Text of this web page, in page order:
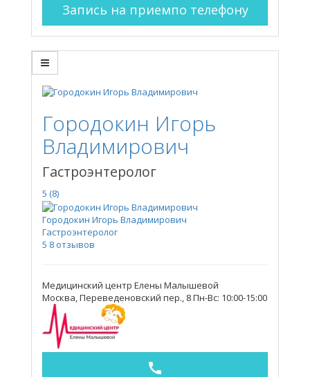
Запись на приемпо телефону
Городокин Игорь
Владимирович
Гастроэнтеролог
5 (8)
Городокин Игорь Владимирович
Гастроэнтеролог
5 8 отзывов
Медицинский центр Елены Малышевой
Москва, Переведеновский пер., 8Пн-Вс: 10:00-15:00
call